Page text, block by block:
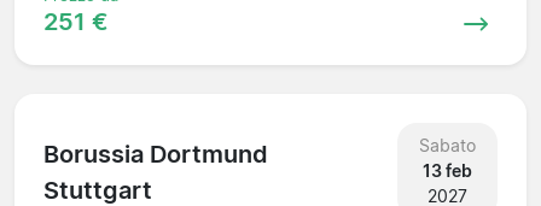
251 €
Borussia Dortmund
Stuttgart
Sabato
13 feb
2027